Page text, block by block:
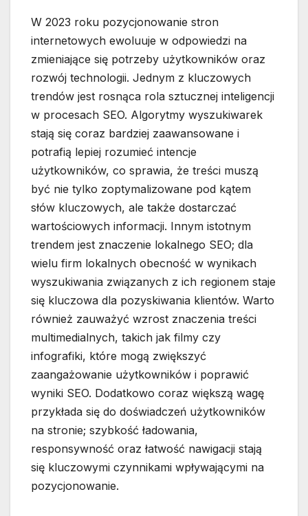
W 2023 roku pozycjonowanie stron
internetowych ewoluuje w odpowiedzi na
zmieniające się potrzeby użytkowników oraz
rozwój technologii. Jednym z kluczowych
trendów jest rosnąca rola sztucznej inteligencji
w procesach SEO. Algorytmy wyszukiwarek
stają się coraz bardziej zaawansowane i
potrafią lepiej rozumieć intencje
użytkowników, co sprawia, że treści muszą
być nie tylko zoptymalizowane pod kątem
słów kluczowych, ale także dostarczać
wartościowych informacji. Innym istotnym
trendem jest znaczenie lokalnego SEO; dla
wielu firm lokalnych obecność w wynikach
wyszukiwania związanych z ich regionem staje
się kluczowa dla pozyskiwania klientów. Warto
również zauważyć wzrost znaczenia treści
multimedialnych, takich jak filmy czy
infografiki, które mogą zwiększyć
zaangażowanie użytkowników i poprawić
wyniki SEO. Dodatkowo coraz większą wagę
przykłada się do doświadczeń użytkowników
na stronie; szybkość ładowania,
responsywność oraz łatwość nawigacji stają
się kluczowymi czynnikami wpływającymi na
pozycjonowanie.